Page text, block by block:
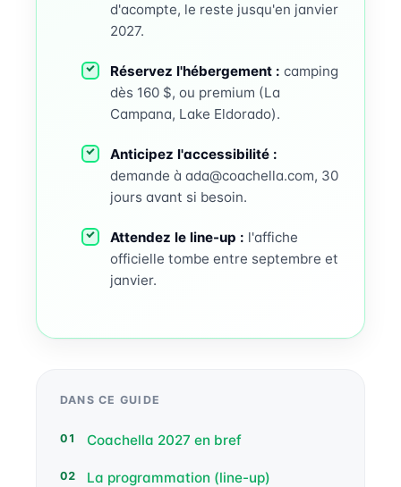
d'acompte, le reste jusqu'en janvier
2027.
Réservez l'hébergement : camping
dès 160 $, ou premium (La
Campana, Lake Eldorado).
Anticipez l'accessibilité :
demande à ada@coachella.com, 30
jours avant si besoin.
Attendez le line-up : l'affiche
officielle tombe entre septembre et
janvier.
DANS CE GUIDE
Coachella 2027 en bref
La programmation (line-up)